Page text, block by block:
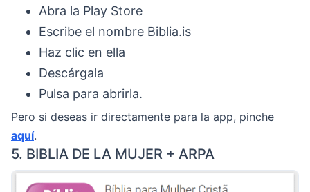
Abra la Play Store
Escribe el nombre Biblia.is
Haz clic en ella
Descárgala
Pulsa para abrirla.
Pero si deseas ir directamente para la app, pinche
aquí.
5. BIBLIA DE LA MUJER + ARPA